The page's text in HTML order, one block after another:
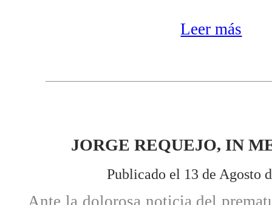
Leer más
JORGE REQUEJO, IN
Publicado el 13 de Agosto